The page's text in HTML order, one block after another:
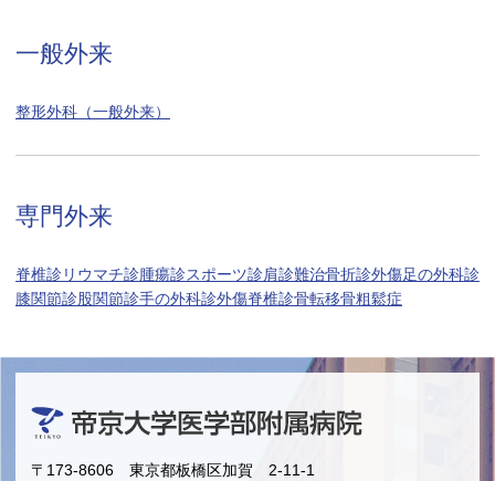
一般外来
整形外科（一般外来）
専門外来
脊椎診リウマチ診腫瘍診スポーツ診肩診難治骨折診外傷足の外科診
膝関節診股関節診手の外科診外傷脊椎診骨転移骨粗鬆症
〒173-8606 東京都板橋区加賀 2-11-1